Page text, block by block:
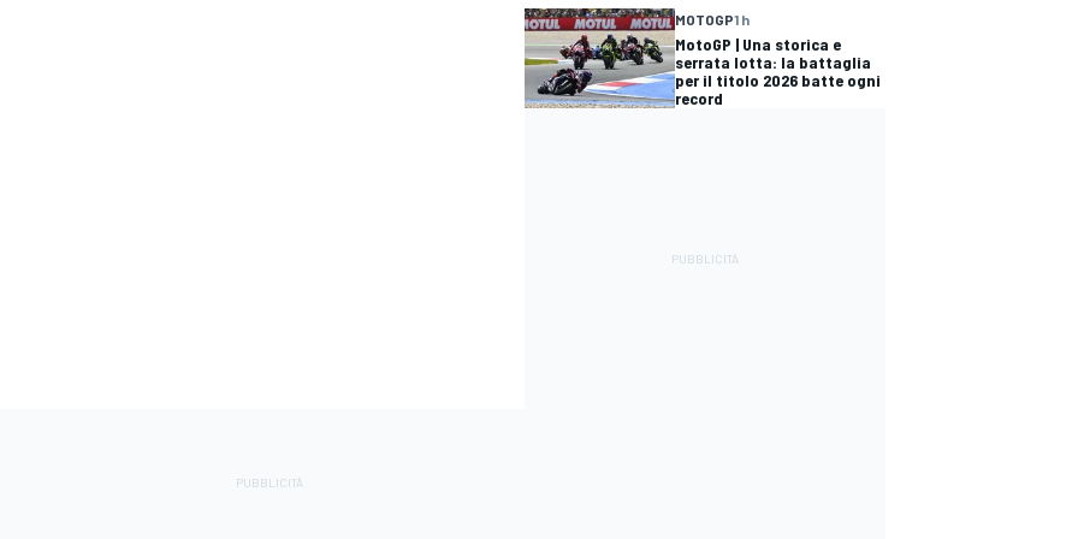
MOTOGP1 h
MotoGP | Una storica e
serrata lotta: la battaglia
per il titolo 2026 batte ogni
record